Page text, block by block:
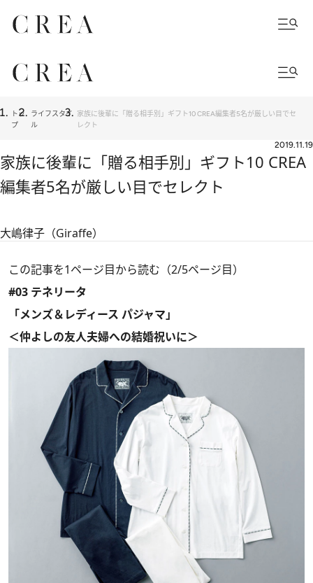
トッ
プ
ライフスタイ
ル
家族に後輩に「贈る相手別」ギフト10 CREA編集者5名が厳しい目でセ
レクト
2019.11.19
家族に後輩に「贈る相手別」ギフト10 CREA
編集者5名が厳しい目でセレクト
大嶋律子（Giraffe）
この記事を1ページ目から読む（2/5ページ目）
#03 テネリータ
「メンズ＆レディース パジャマ」
＜仲よしの友人夫婦への結婚祝いに＞